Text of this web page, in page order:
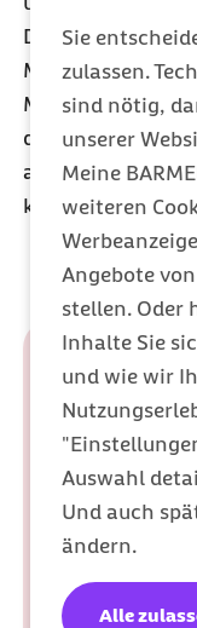
Sie
zulassen.
sind nötig,
unserer
Meine
weiteren
Angebote
stellen. Oder
Inhalte Sie
und wie wir
Auswahl
Und auch
ändern.
Alle
Dosierung
Medikationsliste
Medikationsplan
diesen aktuellen
andere
können auf